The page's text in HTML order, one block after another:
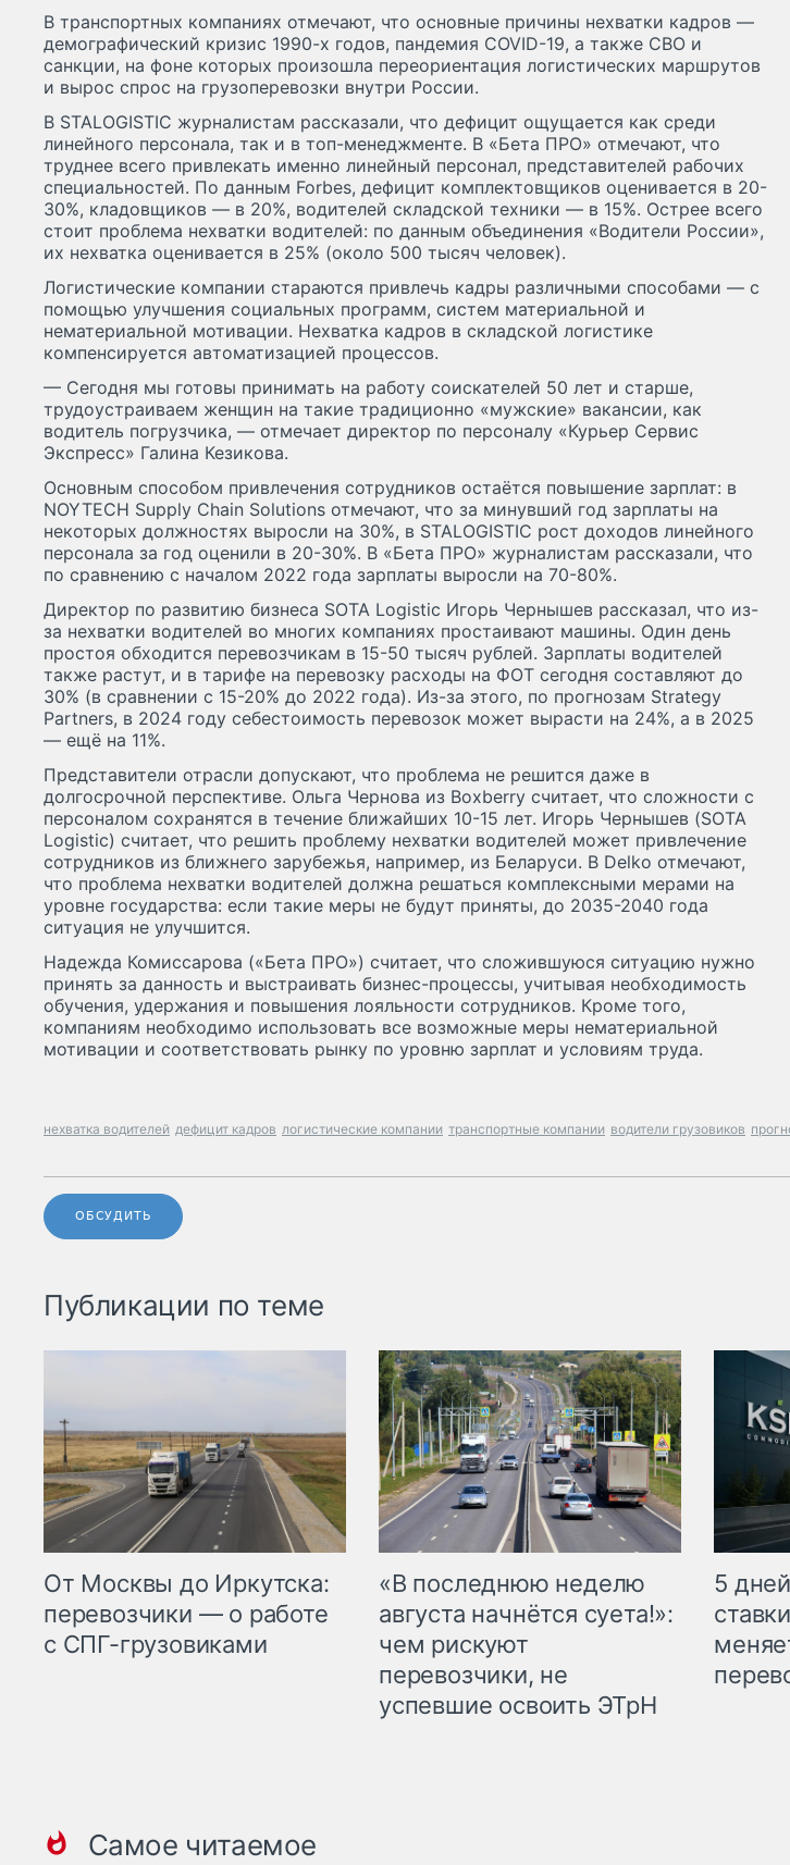
В транспортных компаниях отмечают, что основные причины нехватки кадров —
демографический кризис 1990-х годов, пандемия COVID-19, а также СВО и
санкции, на фоне которых произошла переориентация логистических маршрутов
и вырос спрос на грузоперевозки внутри России.
В STALOGISTIC журналистам рассказали, что дефицит ощущается как среди
линейного персонала, так и в топ-менеджменте. В «Бета ПРО» отмечают, что
труднее всего привлекать именно линейный персонал, представителей рабочих
специальностей. По данным Forbes, дефицит комплектовщиков оценивается в 20-
30%, кладовщиков — в 20%, водителей складской техники — в 15%. Острее всего
стоит проблема нехватки водителей: по данным объединения «Водители России»,
их нехватка оценивается в 25% (около 500 тысяч человек).
Логистические компании стараются привлечь кадры различными способами — с
помощью улучшения социальных программ, систем материальной и
нематериальной мотивации. Нехватка кадров в складской логистике
компенсируется автоматизацией процессов.
— Сегодня мы готовы принимать на работу соискателей 50 лет и старше,
трудоустраиваем женщин на такие традиционно «мужские» вакансии, как
водитель погрузчика, — отмечает директор по персоналу «Курьер Сервис
Экспресс» Галина Кезикова.
Основным способом привлечения сотрудников остаётся повышение зарплат: в
NOYTECH Supply Chain Solutions отмечают, что за минувший год зарплаты на
некоторых должностях выросли на 30%, в STALOGISTIC рост доходов линейного
персонала за год оценили в 20-30%. В «Бета ПРО» журналистам рассказали, что
по сравнению с началом 2022 года зарплаты выросли на 70-80%.
Директор по развитию бизнеса SOTA Logistic Игорь Чернышев рассказал, что из-
за нехватки водителей во многих компаниях простаивают машины. Один день
простоя обходится перевозчикам в 15-50 тысяч рублей. Зарплаты водителей
также растут, и в тарифе на перевозку расходы на ФОТ сегодня составляют до
30% (в сравнении с 15-20% до 2022 года). Из-за этого, по прогнозам Strategy
Partners, в 2024 году себестоимость перевозок может вырасти на 24%, а в 2025
— ещё на 11%.
Представители отрасли допускают, что проблема не решится даже в
долгосрочной перспективе. Ольга Чернова из Boxberry считает, что сложности с
персоналом сохранятся в течение ближайших 10-15 лет. Игорь Чернышев (SOTA
Logistic) считает, что решить проблему нехватки водителей может привлечение
сотрудников из ближнего зарубежья, например, из Беларуси. В Delko отмечают,
что проблема нехватки водителей должна решаться комплексными мерами на
уровне государства: если такие меры не будут приняты, до 2035-2040 года
ситуация не улучшится.
Надежда Комиссарова («Бета ПРО») считает, что сложившуюся ситуацию нужно
принять за данность и выстраивать бизнес-процессы, учитывая необходимость
обучения, удержания и повышения лояльности сотрудников. Кроме того,
компаниям необходимо использовать все возможные меры нематериальной
мотивации и соответствовать рынку по уровню зарплат и условиям труда.
нехватка водителей дефицит кадров логистические компании транспортные компании водители грузовиков
ОБСУДИТЬ
Публикации по теме
От Москвы до Иркутска:
перевозчики — о работе
с СПГ-грузовиками
«В последнюю неделю
августа начнётся суета!»:
чем рискуют
перевозчики, не
успевшие освоить ЭТрН
5
Самое читаемое